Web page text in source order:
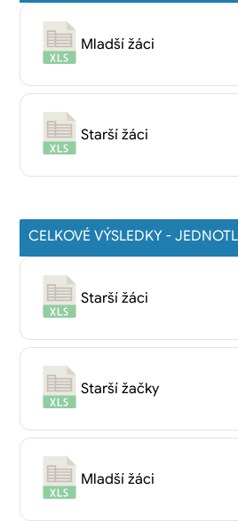
Mladší žáci
Starší žáci
CELKOVÉ VÝSLEDKY -
Starší žáci
Starší žačky
Mladší žáci